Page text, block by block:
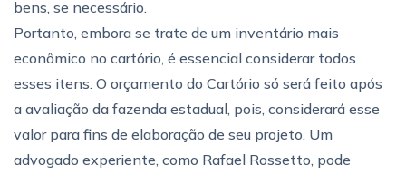
bens, se necessário.
Portanto, embora se trate de um inventário mais
econômico no cartório, é essencial considerar todos
esses itens. O orçamento do Cartório só será feito após
a avaliação da fazenda estadual, pois, considerará esse
valor para fins de elaboração de seu projeto. Um
advogado experiente, como Rafael Rossetto, pode